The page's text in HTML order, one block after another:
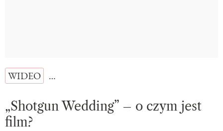
WIDEO …
„Shotgun Wedding” – o czym jest
film?